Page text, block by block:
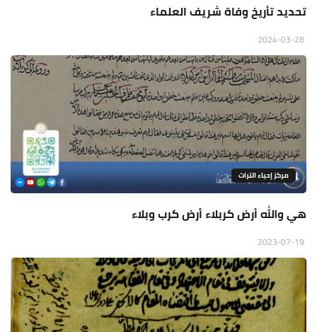
تحديد تأريخ وفاة شريف العلماء
مركز إحياء التراث
هي والله أرض كربلاء أرض كرب وبلاء